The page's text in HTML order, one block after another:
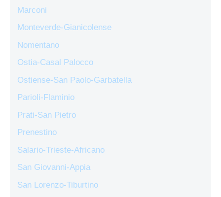
Marconi
Monteverde-Gianicolense
Nomentano
Ostia-Casal Palocco
Ostiense-San Paolo-Garbatella
Parioli-Flaminio
Prati-San Pietro
Prenestino
Salario-Trieste-Africano
San Giovanni-Appia
San Lorenzo-Tiburtino